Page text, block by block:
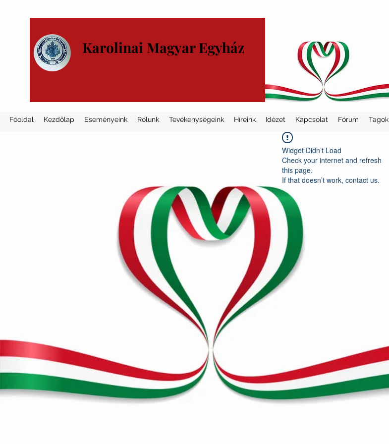
Karolinai Magyar Egyház
Főoldal Kezdőlap Eseményeink Rólunk Tevékenységeink Híreink Idézet Kapcsolat Fórum Tagok
Widget Didn’t Load
Check your internet and refresh
this page.
If that doesn’t work, contact us.